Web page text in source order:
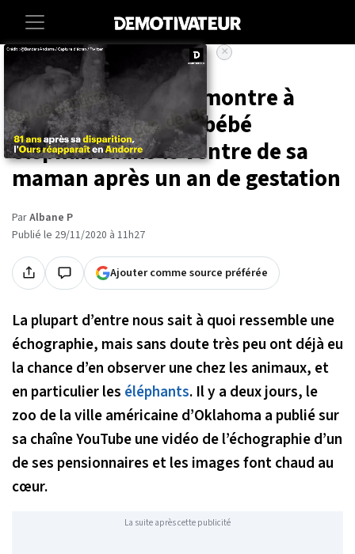
Accueil Societe Animaux
Cette échographie montre à
quoi ressemble un bébé
éléphant dans le ventre de sa
maman après un an de gestation
ParAlbane P
Publié le 29/11/2020 à 11h27
Ajouter comme source préférée
La plupart d’entre nous sait à quoi ressemble une
échographie, mais sans doute très peu ont déjà eu
la chance d’en observer une chez les animaux, et
en particulier les éléphants. Il y a deux jours, le
zoo de la ville américaine d’Oklahoma a publié sur
sa chaîne YouTube une vidéo de l’échographie d’un
de ses pensionnaires et les images font chaud au
cœur.
La suite après cette publicité
×